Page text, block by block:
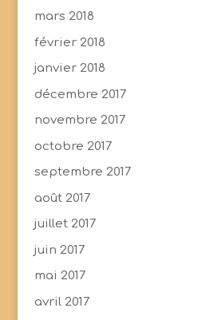
mars 2018
février 2018
janvier 2018
décembre 2017
novembre 2017
octobre 2017
septembre 2017
août 2017
juillet 2017
juin 2017
mai 2017
avril 2017